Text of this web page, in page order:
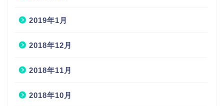
2019年1月
2018年12月
2018年11月
2018年10月